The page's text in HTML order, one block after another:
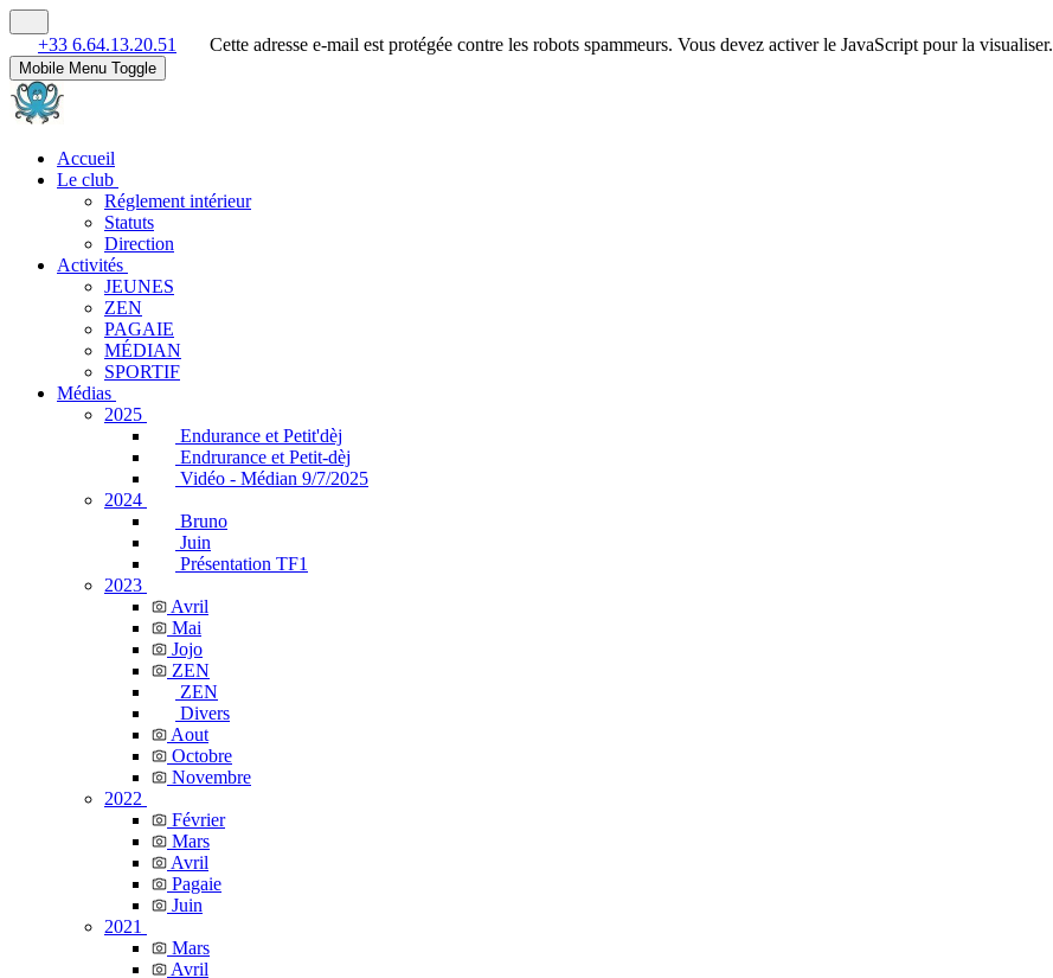
+33 6.64.13.20.51 Cette adresse e-mail est protégée contre les robots spammeurs. Vous devez activer le JavaScript pour la visualiser.
Mobile Menu Toggle
Accueil
Le club
Réglement intérieur
Statuts
Direction
Activités
JEUNES
ZEN
PAGAIE
MÉDIAN
SPORTIF
Médias
2025
Endurance et Petit'dèj
Endrurance et Petit-dèj
Vidéo - Médian 9/7/2025
2024
Bruno
Juin
Présentation TF1
2023
Avril
Mai
Jojo
ZEN
ZEN
Divers
Aout
Octobre
Novembre
2022
Février
Mars
Avril
Pagaie
Juin
2021
Mars
Avril